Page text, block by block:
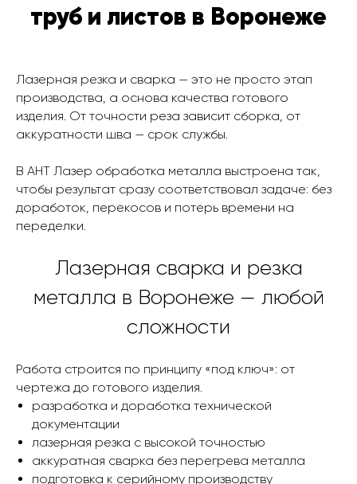
труб и листов в Воронеже
Лазерная резка и сварка — это не просто этап
производства, а основа качества готового
изделия. От точности реза зависит сборка, от
аккуратности шва — срок службы.
В АНТ Лазер обработка металла выстроена так,
чтобы результат сразу соответствовал задаче: без
доработок, перекосов и потерь времени на
переделки.
Лазерная сварка и резка
металла в Воронеже — любой
сложности
Работа строится по принципу «под ключ»: от
чертежа до готового изделия.
разработка и доработка технической
документации
лазерная резка с высокой точностью
аккуратная сварка без перегрева металла
подготовка к серийному производству